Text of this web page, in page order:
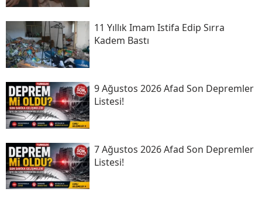
11 Yıllık Imam Istifa Edip Sırra
Kadem Bastı
9 Ağustos 2026 Afad Son Depremler
Listesi!
7 Ağustos 2026 Afad Son Depremler
Listesi!